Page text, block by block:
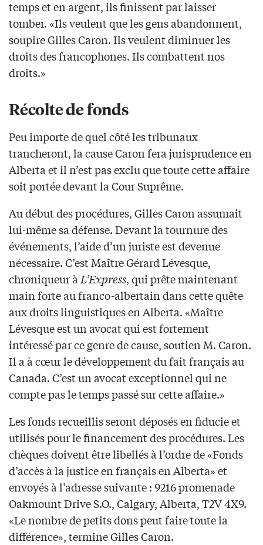
temps et en argent, ils finissent par laisser
tomber. «Ils veulent que les gens abandonnent,
soupire Gilles Caron. Ils veulent diminuer les
droits des francophones. Ils combattent nos
droits.»
Récolte de fonds
Peu importe de quel côté les tribunaux
trancheront, la cause Caron fera jurisprudence en
Alberta et il n’est pas exclu que toute cette affaire
soit portée devant la Cour Suprême.
Au début des procédures, Gilles Caron assumait
lui-même sa défense. Devant la tournure des
événements, l’aide d’un juriste est devenue
nécessaire. C’est Maître Gérard Lévesque,
chroniqueur àL’Express, qui prête maintenant
main forte au franco-albertain dans cette quête
aux droits linguistiques en Alberta. «Maître
Lévesque est un avocat qui est fortement
intéressé par ce genre de cause, soutien M. Caron.
Il a à cœur le développement du fait français au
Canada. C’est un avocat exceptionnel qui ne
compte pas le temps passé sur cette affaire.»
Les fonds recueillis seront déposés en fiducie et
utilisés pour le financement des procédures. Les
chèques doivent être libellés à l’ordre de «Fonds
d’accès à la justice en français en Alberta» et
envoyés à l’adresse suivante : 9216 promenade
Oakmount Drive S.O., Calgary, Alberta, T2V 4X9.
«Le nombre de petits dons peut faire toute la
différence», termine Gilles Caron.